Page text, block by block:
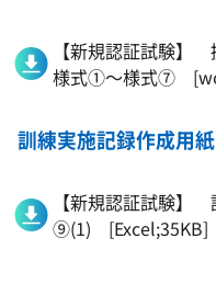
【新規認証試験】
様式①～様式⑦
訓練実施記録作成用
【新規認証試験
⑨(1) [Excel;35KB]